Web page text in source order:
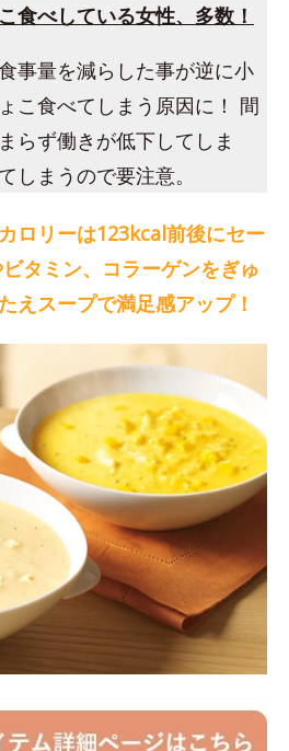
食べしている女性、多数！
事量を減らした事が逆に小
こ食べてしまう原因に！ 間
らず働きが低下してしま
しまうので要注意。
ロリーは123kcal前後にセー
タミン、コラーゲンをぎゅ
えスープで満足感アップ！